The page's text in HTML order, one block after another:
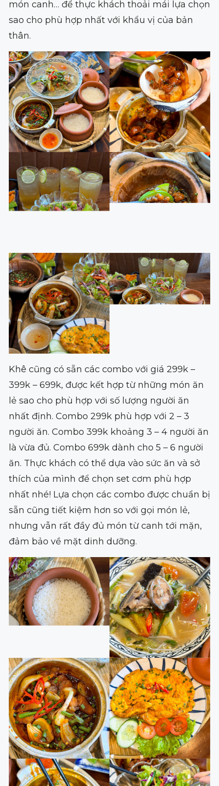
món canh… để thực khách thoải mái lựa chọn
sao cho phù hợp nhất với khẩu vị của bản
thân.
Khê cũng có sẵn các combo với giá 299k –
399k – 699k, được kết hợp từ những món ăn
lẻ sao cho phù hợp với số lượng người ăn
nhất định. Combo 299k phù hợp với 2 – 3
người ăn. Combo 399k khoảng 3 – 4 người ăn
là vừa đủ. Combo 699k dành cho 5 – 6 người
ăn. Thực khách có thể dựa vào sức ăn và sở
thích của mình để chọn set cơm phù hợp
nhất nhé! Lựa chọn các combo được chuẩn bị
sẵn cũng tiết kiệm hơn so với gọi món lẻ,
nhưng vẫn rất đầy đủ món từ canh tới mặn,
đảm bảo về mặt dinh dưỡng.